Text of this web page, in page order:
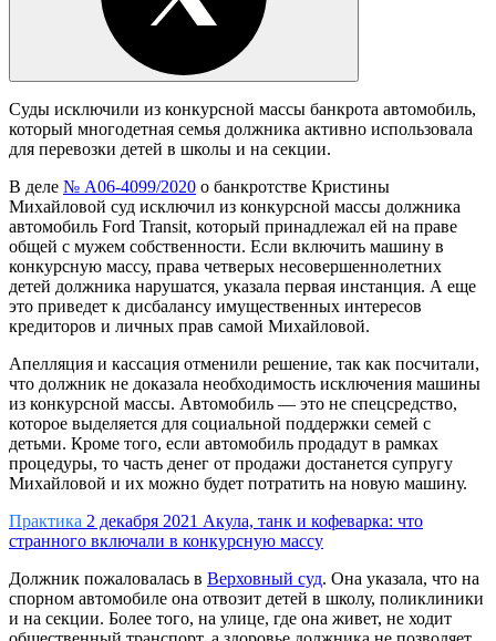
Суды исключили из конкурсной массы банкрота автомобиль,
который многодетная семья должника активно использовала
для перевозки детей в школы и на секции.
В деле № А06-4099/2020 о банкротстве Кристины
Михайловой суд исключил из конкурсной массы должника
автомобиль Ford Transit, который принадлежал ей на праве
общей с мужем собственности. Если включить машину в
конкурсную массу, права четверых несовершеннолетних
детей должника нарушатся, указала первая инстанция. А еще
это приведет к дисбалансу имущественных интересов
кредиторов и личных прав самой Михайловой.
Апелляция и кассация отменили решение, так как посчитали,
что должник не доказала необходимость исключения машины
из конкурсной массы. Автомобиль — это не спецсредство,
которое выделяется для социальной поддержки семей с
детьми. Кроме того, если автомобиль продадут в рамках
процедуры, то часть денег от продажи достанется супругу
Михайловой и их можно будет потратить на новую машину.
Практика 2 декабря 2021 Акула, танк и кофеварка: что
странного включали в конкурсную массу
Должник пожаловалась в Верховный суд. Она указала, что на
спорном автомобиле она отвозит детей в школу, поликлиники
и на секции. Более того, на улице, где она живет, не ходит